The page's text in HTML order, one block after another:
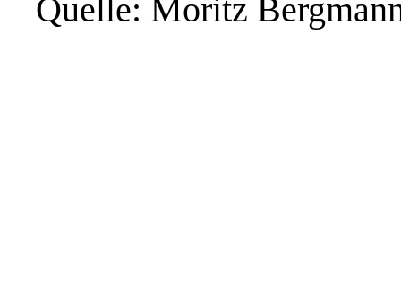
Quelle: Moritz